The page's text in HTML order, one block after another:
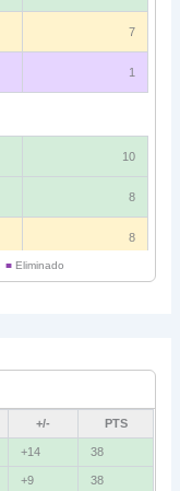
7
1
10
8
8
5
■Eliminado
+/- PTS
+14 38
+9 38